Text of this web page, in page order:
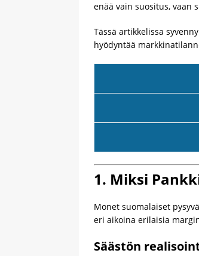
enää vain suositus, vaan
Tässä artikkelissa
hyödyntää
1. Miksi
Monet suomalaiset
eri aikoina erilaisia
Säästön